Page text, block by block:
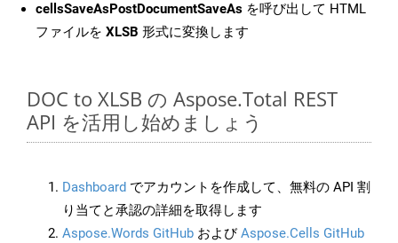
cellsSaveAsPostDocumentSaveAs を呼び出して HTML
ファイルを XLSB 形式に変換します
DOC to XLSB の Aspose.Total REST
API を活用し始めましょう
Dashboard でアカウントを作成して、無料の API 割
り当てと承認の詳細を取得します
Aspose.Words GitHub およびAspose.Cells GitHub